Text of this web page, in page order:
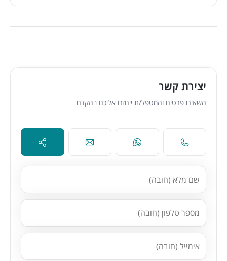
יצירת קשר
השאירו פרטים והמטפל/ת ייחזרו אליכם בהקדם